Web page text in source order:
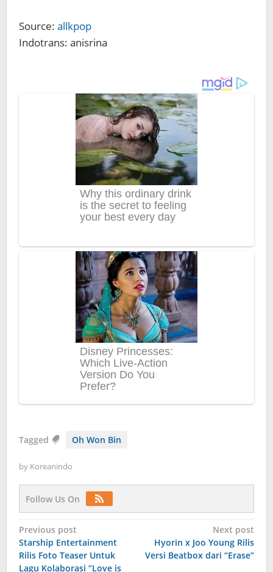
Source: allkpop
Indotrans: anisrina
Tagged Oh Won Bin
by Koreanindo
Follow Us On
Post
navigation
Previous post
Starship Entertainment
Rilis Foto Teaser Untuk
Lagu Kolaborasi “Love is
Next post
Hyorin x Joo Young Rilis
Versi Beatbox dari “Erase”